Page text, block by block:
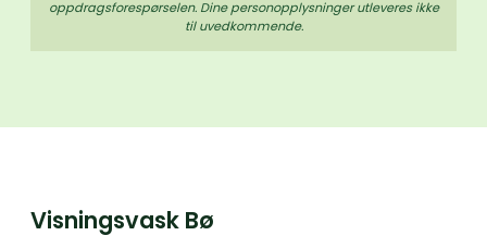
oppdrags­forespørselen. Dine person­­opplysninger utleveres ikke
til uvedkommende.
Visningsvask Bø